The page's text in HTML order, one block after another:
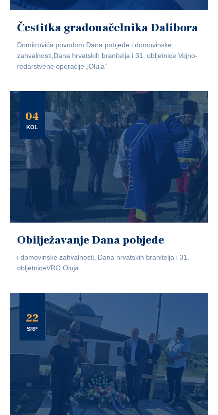
Čestitka gradonačelnika Dalibora
Domitrovića povodom Dana pobjede i domovinske
zahvalnosti,Dana hrvatskih branitelja i 31. obljetnice Vojno-
redarstvene operacije „Oluja“
04
KOL
Obilježavanje Dana pobjede
i domovinske zahvalnosti, Dana hrvatskih branitelja i 31.
obljetniceVRO Oluja
22
SRP